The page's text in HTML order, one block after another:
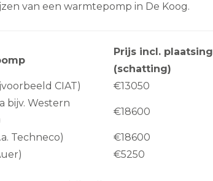
van een warmtepomp in De Koog.
Prijs incl. plaatsing
(schatting)
CIAT)
€13050
bijv. Western
€18600
Techneco)
€18600
€5250